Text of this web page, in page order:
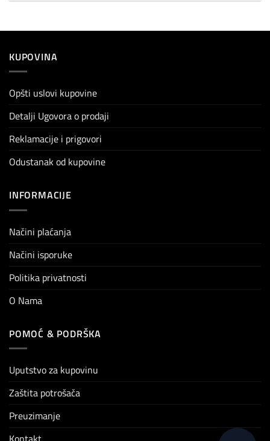
KUPOVINA
Opšti uslovi kupovine
Detalji Ugovora o prodaji
Reklamacije i prigovori
Odustanak od kupovine
INFORMACIJE
Načini plaćanja
Načini isporuke
Politika privatnosti
O Nama
POMOĆ & PODRŠKA
Uputstvo za kupovinu
Zaštita potrošača
Preuzimanje